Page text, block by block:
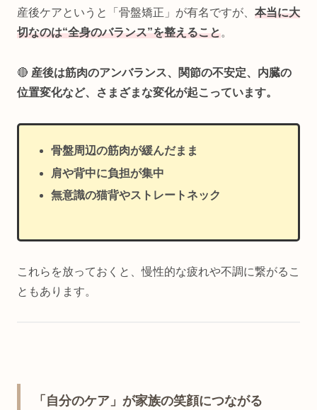
産後ケアというと「骨盤矯正」が有名ですが、 本当に大
切なのは“全身のバランス”を整えること。
🔴 産後は筋肉のアンバランス、関節の不安定、内臓の
位置変化など、さまざまな変化が起こっています。
骨盤周辺の筋肉が緩んだまま
肩や背中に負担が集中
無意識の猫背やストレートネック
これらを放っておくと、慢性的な疲れや不調に繋がるこ
ともあります。
「自分のケア」が家族の笑顔につながる